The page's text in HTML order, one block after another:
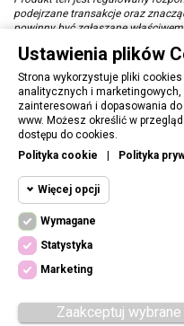
podejrzane transakcje oraz
powinny być zgłaszane
OBSŁUGA KLIENTA
INFORMACJE
Ustawienia plików
Strona wykorzystuje pliki
analitycznych i marketingowych,
zainteresowań i dopasowania
www. Możesz określić w
dostępu do cookies.
Polityka cookie
Polityka
Więcej opcji
Wymagane
Pliki
Cookie
Wymagane
Statystyka
Marketing
Zaakceptuj wybrane
DOŁĄCZ DO NAS